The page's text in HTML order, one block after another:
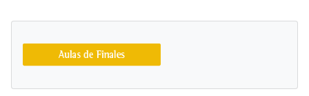
Blocs supplémentaires